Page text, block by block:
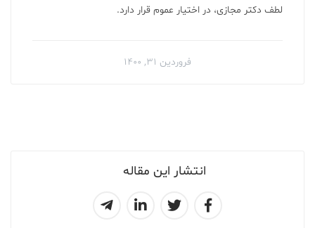
انتشار این مقاله
لطف دکتر مجازی، در اختیار عموم قرار دارد.
فروردین ۳۱, ۱۴۰۰